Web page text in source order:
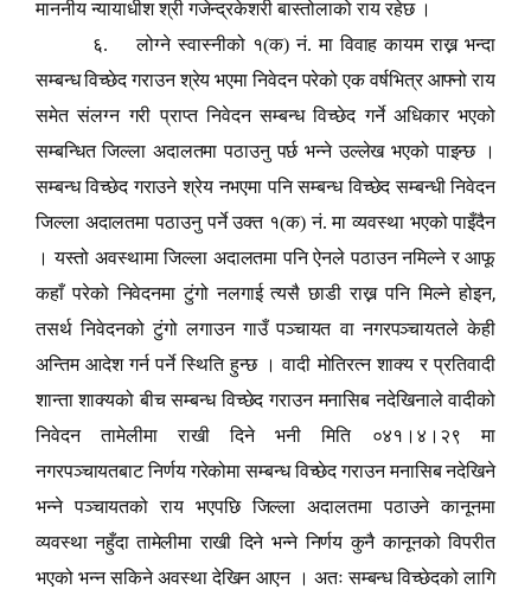
माननीय न्यायाधीश श्री गजेन्द्रकेशरी बास्तोलाको राय रहेछ ।
६.
लोग्ने स्वास्नीको १(क) नं. मा विवाह कायम राख्न भन्दा
सम्बन्ध विच्छेद गराउन श्रेय भएमा निवेदन परेको एक वर्षभित्र आफ्नो राय
समेत संलग्न गरी प्राप्त निवेदन सम्बन्ध विच्छेद गर्ने अधिकार भएको
सम्बन्धित जिल्ला अदालतमा पठाउनु पर्छ भन्ने उल्लेख भएको पाइन्छ ।
सम्बन्ध विच्छेद गराउने श्रेय नभएमा पनि सम्बन्ध विच्छेद सम्बन्धी निवेदन
जिल्ला अदालतमा पठाउनु पर्ने उक्त १(क) नं. मा व्यवस्था भएको पाइँदैन
। यस्तो अवस्थामा जिल्ला अदालतमा पनि ऐनले पठाउन नमिल्ने र आफू
कहाँ परेको निवेदनमा टुंगो नलगाई त्यसै छाडी राख्न पनि मिल्ने होइन,
तसर्थ निवेदनको टुंगो लगाउन गाउँ पञ्चायत वा नगरपञ्चायतले केही
अन्तिम आदेश गर्न पर्ने स्थिति हुन्छ । वादी मोतिरत्न शाक्य र प्रतिवादी
शान्ता शाक्यको बीच सम्बन्ध विच्छेद गराउन मनासिब नदेखिनाले वादीको
निवेदन तामेलीमा राखी दिने भनी मिति ०४१।४।२९ मा
नगरपञ्चायतबाट निर्णय गरेकोमा सम्बन्ध विच्छेद गराउन मनासिब नदेखिने
भन्ने पञ्चायतको राय भएपछि जिल्ला अदालतमा पठाउने कानूनमा
व्यवस्था नहुँदा तामेलीमा राखी दिने भन्ने निर्णय कुनै कानूनको विपरीत
भएको भन्न सकिने अवस्था देखिन आएन । अतः सम्बन्ध विच्छेदको लागि